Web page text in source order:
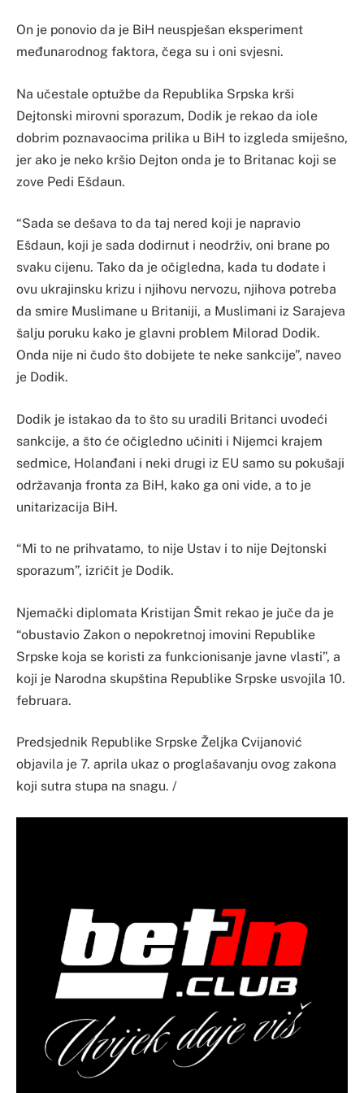
On je ponovio da je BiH neuspješan eksperiment
međunarodnog faktora, čega su i oni svjesni.
Na učestale optužbe da Republika Srpska krši
Dejtonski mirovni sporazum, Dodik je rekao da iole
dobrim poznavaocima prilika u BiH to izgleda smiješno,
jer ako je neko kršio Dejton onda je to Britanac koji se
zove Pedi Ešdaun.
“Sada se dešava to da taj nered koji je napravio
Ešdaun, koji je sada dodirnut i neodrživ, oni brane po
svaku cijenu. Tako da je očigledna, kada tu dodate i
ovu ukrajinsku krizu i njihovu nervozu, njihova potreba
da smire Muslimane u Britaniji, a Muslimani iz Sarajeva
šalju poruku kako je glavni problem Milorad Dodik.
Onda nije ni čudo što dobijete te neke sankcije”, naveo
je Dodik.
Dodik je istakao da to što su uradili Britanci uvodeći
sankcije, a što će očigledno učiniti i Nijemci krajem
sedmice, Holanđani i neki drugi iz EU samo su pokušaji
održavanja fronta za BiH, kako ga oni vide, a to je
unitarizacija BiH.
“Mi to ne prihvatamo, to nije Ustav i to nije Dejtonski
sporazum”, izričit je Dodik.
Njemački diplomata Kristijan Šmit rekao je juče da je
“obustavio Zakon o nepokretnoj imovini Republike
Srpske koja se koristi za funkcionisanje javne vlasti”, a
koji je Narodna skupština Republike Srpske usvojila 10.
februara.
Predsjednik Republike Srpske Željka Cvijanović
objavila je 7. aprila ukaz o proglašavanju ovog zakona
koji sutra stupa na snagu. /